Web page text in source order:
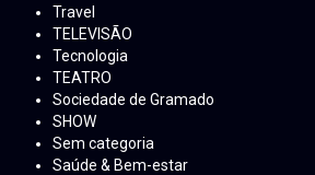
Travel
TELEVISÃO
Tecnologia
TEATRO
Sociedade de Gramado
SHOW
Sem categoria
Saúde & Bem-estar